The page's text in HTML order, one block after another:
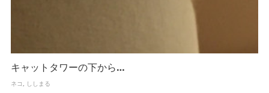
キャットタワーの下から…
ネコ ししまる